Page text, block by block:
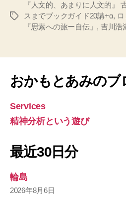
タ
『人文的、あまりに人文的』
スまでブックガイド20講+α,
『思索への旅ー自伝』 , 吉川浩
おかもとあみのブ
Services
精神分析という遊び
最近30日分
輪島
2026年8月6日